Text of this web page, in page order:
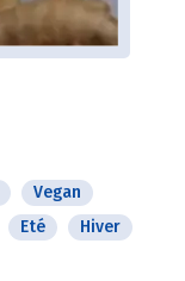
Vegan
Eté
Hiver